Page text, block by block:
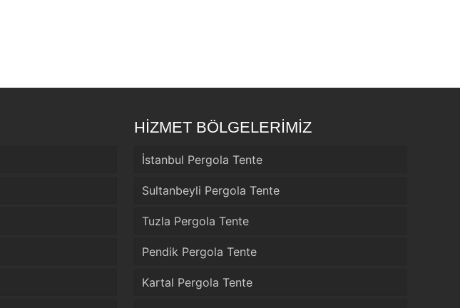
HİZMET BÖLGELERİMİZ
İstanbul Pergola Tente
Sultanbeyli Pergola Tente
Tuzla Pergola Tente
Pendik Pergola Tente
Kartal Pergola Tente